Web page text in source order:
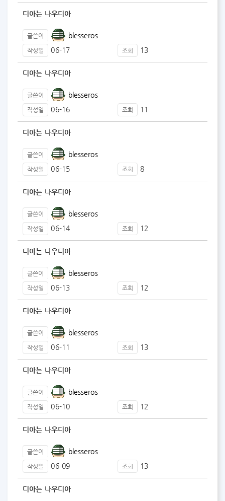
디아는 나우디아
글쓴이 blesseros
작성일 06-17 조회 13
디아는 나우디아
글쓴이 blesseros
작성일 06-16 조회 11
디아는 나우디아
글쓴이 blesseros
작성일 06-15 조회 8
디아는 나우디아
글쓴이 blesseros
작성일 06-14 조회 12
디아는 나우디아
글쓴이 blesseros
작성일 06-13 조회 12
디아는 나우디아
글쓴이 blesseros
작성일 06-11 조회 13
디아는 나우디아
글쓴이 blesseros
작성일 06-10 조회 12
디아는 나우디아
글쓴이 blesseros
작성일 06-09 조회 13
디아는 나우디아